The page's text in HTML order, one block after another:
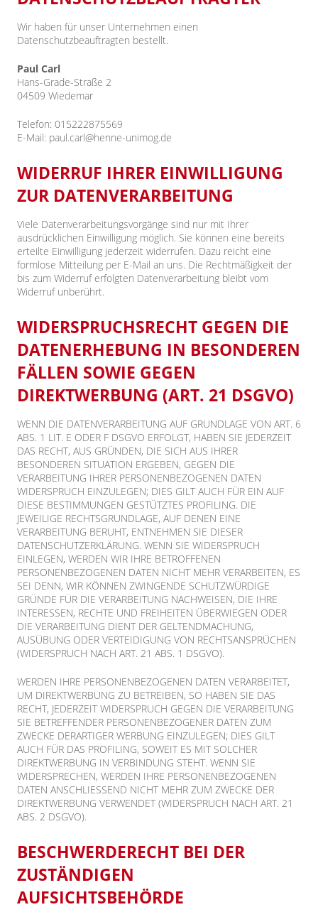
Wir haben für unser Unternehmen einen
Datenschutzbeauftragten bestellt.
Paul Carl
Hans-Grade-Straße 2
04509 Wiedemar
Telefon: 015222875569
E-Mail: paul.carl@henne-unimog.de
WIDERRUF IHRER EINWILLIGUNG
ZUR DATENVERARBEITUNG
Viele Datenverarbeitungsvorgänge sind nur mit Ihrer
ausdrücklichen Einwilligung möglich. Sie können eine bereits
erteilte Einwilligung jederzeit widerrufen. Dazu reicht eine
formlose Mitteilung per E-Mail an uns. Die Rechtmäßigkeit der
bis zum Widerruf erfolgten Datenverarbeitung bleibt vom
Widerruf unberührt.
WIDERSPRUCHSRECHT GEGEN DIE
DATENERHEBUNG IN BESONDEREN
FÄLLEN SOWIE GEGEN
DIREKTWERBUNG (ART. 21 DSGVO)
WENN DIE DATENVERARBEITUNG AUF GRUNDLAGE VON ART. 6
ABS. 1 LIT. E ODER F DSGVO ERFOLGT, HABEN SIE JEDERZEIT
DAS RECHT, AUS GRÜNDEN, DIE SICH AUS IHRER
BESONDEREN SITUATION ERGEBEN, GEGEN DIE
VERARBEITUNG IHRER PERSONENBEZOGENEN DATEN
WIDERSPRUCH EINZULEGEN; DIES GILT AUCH FÜR EIN AUF
DIESE BESTIMMUNGEN GESTÜTZTES PROFILING. DIE
JEWEILIGE RECHTSGRUNDLAGE, AUF DENEN EINE
VERARBEITUNG BERUHT, ENTNEHMEN SIE DIESER
DATENSCHUTZERKLÄRUNG. WENN SIE WIDERSPRUCH
EINLEGEN, WERDEN WIR IHRE BETROFFENEN
PERSONENBEZOGENEN DATEN NICHT MEHR VERARBEITEN, ES
SEI DENN, WIR KÖNNEN ZWINGENDE SCHUTZWÜRDIGE
GRÜNDE FÜR DIE VERARBEITUNG NACHWEISEN, DIE IHRE
INTERESSEN, RECHTE UND FREIHEITEN ÜBERWIEGEN ODER
DIE VERARBEITUNG DIENT DER GELTENDMACHUNG,
AUSÜBUNG ODER VERTEIDIGUNG VON RECHTSANSPRÜCHEN
(WIDERSPRUCH NACH ART. 21 ABS. 1 DSGVO).
WERDEN IHRE PERSONENBEZOGENEN DATEN VERARBEITET,
UM DIREKTWERBUNG ZU BETREIBEN, SO HABEN SIE DAS
RECHT, JEDERZEIT WIDERSPRUCH GEGEN DIE VERARBEITUNG
SIE BETREFFENDER PERSONENBEZOGENER DATEN ZUM
ZWECKE DERARTIGER WERBUNG EINZULEGEN; DIES GILT
AUCH FÜR DAS PROFILING, SOWEIT ES MIT SOLCHER
DIREKTWERBUNG IN VERBINDUNG STEHT. WENN SIE
WIDERSPRECHEN, WERDEN IHRE PERSONENBEZOGENEN
DATEN ANSCHLIESSEND NICHT MEHR ZUM ZWECKE DER
DIREKTWERBUNG VERWENDET (WIDERSPRUCH NACH ART. 21
ABS. 2 DSGVO).
BESCHWERDERECHT BEI DER
ZUSTÄNDIGEN
AUFSICHTSBEHÖRDE